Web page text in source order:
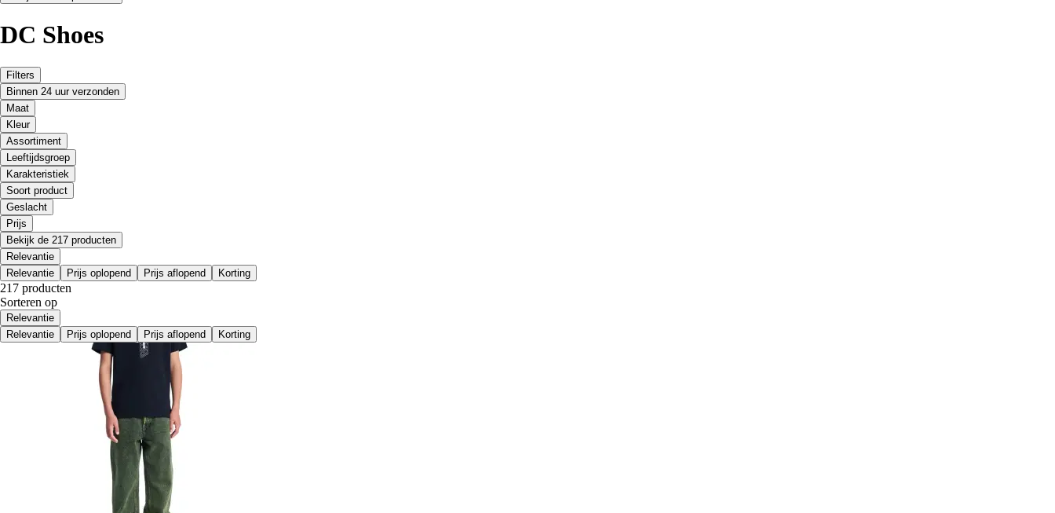
DC Shoes
Filters
Binnen 24 uur verzonden
Maat
Kleur
Assortiment
Leeftijdsgroep
Karakteristiek
Soort product
Geslacht
Prijs
Bekijk de 217 producten
Relevantie
Relevantie
Prijs oplopend Prijs aflopend Korting
217 producten
Sorteren op
Relevantie
Relevantie
Prijs oplopend Prijs aflopend Korting